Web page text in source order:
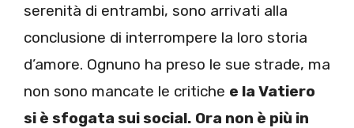
serenità di entrambi, sono arrivati alla
conclusione di interrompere la loro storia
d’amore. Ognuno ha preso le sue strade, ma
non sono mancate le critiche e la Vatiero
si è sfogata sui social. Ora non è più in